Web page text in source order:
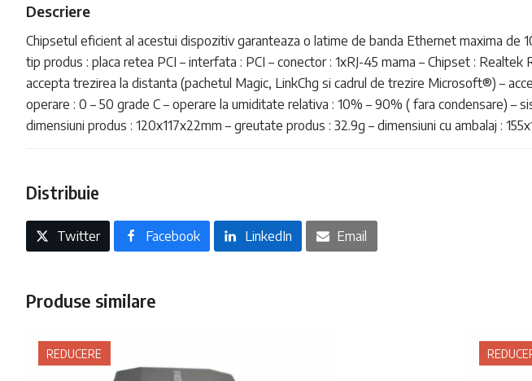
Descriere
Chipsetul eficient al acestui dispozitiv garanteaza o latime de banda Ethernet maxima de
tip produs : placa retea PCI – interfata : PCI – conector : 1xRJ-45 mama – Chipset :
accepta trezirea la distanta (pachetul Magic, LinkChg si cadrul de trezire Microsoft®) –
operare : 0 – 50 grade C – operare la umiditate relativa : 10% – 90% ( fara condensare)
dimensiuni produs : 120x117x22mm – greutate produs : 32.9g – dimensiuni cu ambalaj :
Distribuie
Twitter Facebook LinkedIn Email
Produse similare
REDUCERE